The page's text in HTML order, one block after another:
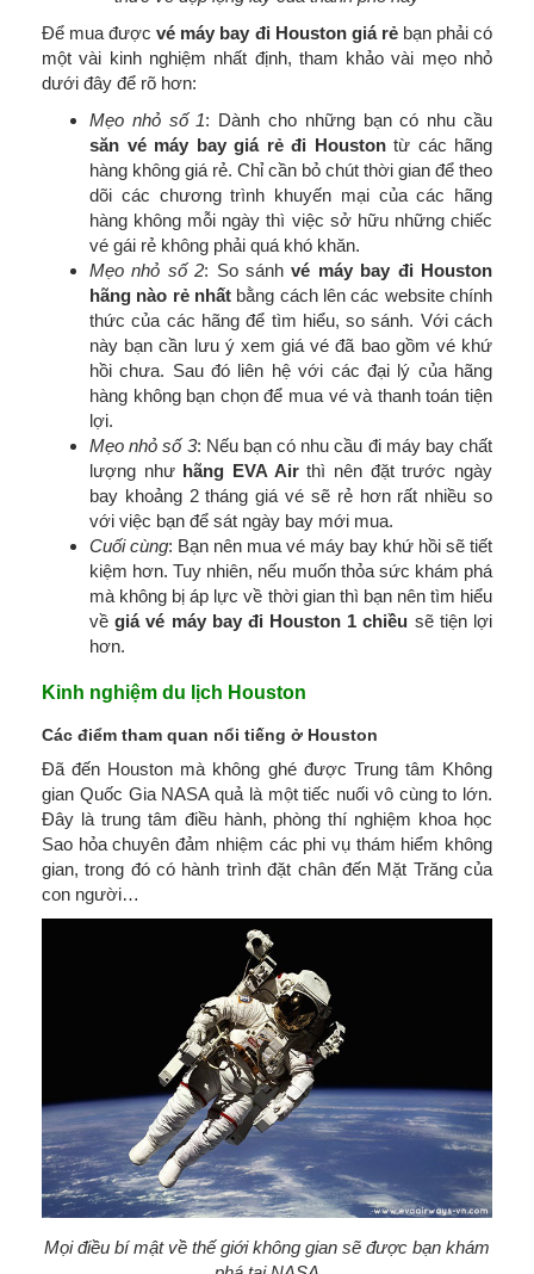
Để mua đượcvé máy bay đi Houston giá rẻbạn phải có
một vài kinh nghiệm nhất định, tham khảo vài mẹo nhỏ
dưới đây để rõ hơn:
Mẹo nhỏ số 1: Dành cho những bạn có nhu cầu
săn vé máy bay giá rẻ đi Houstontừ các hãng
hàng không giá rẻ. Chỉ cần bỏ chút thời gian để theo
dõi các chương trình khuyến mại của các hãng
hàng không mỗi ngày thì việc sở hữu những chiếc
vé gái rẻ không phải quá khó khăn.
Mẹo nhỏ số 2: So sánhvé máy bay đi Houston
hãng nào rẻ nhất bằng cách lên các website chính
thức của các hãng để tìm hiểu, so sánh. Với cách
này bạn cần lưu ý xem giá vé đã bao gồm vé khứ
hồi chưa. Sau đó liên hệ với các đại lý của hãng
hàng không bạn chọn để mua vé và thanh toán tiện
lợi.
Mẹo nhỏ số 3: Nếu bạn có nhu cầu đi máy bay chất
lượng như hãng EVA Airthì nên đặt trước ngày
bay khoảng 2 tháng giá vé sẽ rẻ hơn rất nhiều so
với việc bạn để sát ngày bay mới mua.
Cuối cùng: Bạn nên mua vé máy bay khứ hồi sẽ tiết
kiệm hơn. Tuy nhiên, nếu muốn thỏa sức khám phá
mà không bị áp lực về thời gian thì bạn nên tìm hiểu
vềgiá vé máy bay đi Houston 1 chiều sẽ tiện lợi
hơn.
Kinh nghiệm du lịch Houston
Các điểm tham quan nổi tiếng ở Houston
Đã đến Houston mà không ghé được Trung tâm Không
gian Quốc Gia NASA quả là một tiếc nuối vô cùng to lớn.
Đây là trung tâm điều hành, phòng thí nghiệm khoa học
Sao hỏa chuyên đảm nhiệm các phi vụ thám hiểm không
gian, trong đó có hành trình đặt chân đến Mặt Trăng của
con người…
Mọi điều bí mật về thế giới không gian sẽ được bạn khám